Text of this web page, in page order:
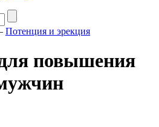
Потенция и эрекция
повышения